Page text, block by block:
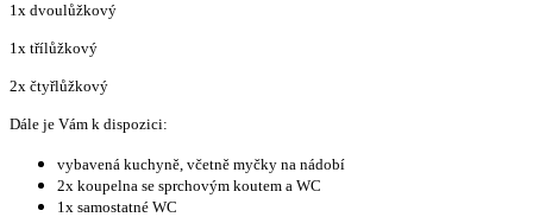
1x dvoulůžkový
1x třílůžkový
2x čtyřlůžkový
Dále je Vám k dispozici:
vybavená kuchyně, včetně myčky na nádobí
2x koupelna se sprchovým koutem a WC
1x samostatné WC